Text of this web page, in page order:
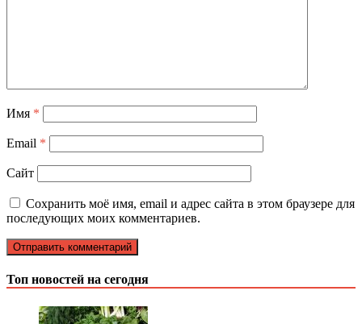
Имя *
Email *
Сайт
Сохранить моё имя, email и адрес сайта в этом браузере для
последующих моих комментариев.
Топ новостей на сегодня